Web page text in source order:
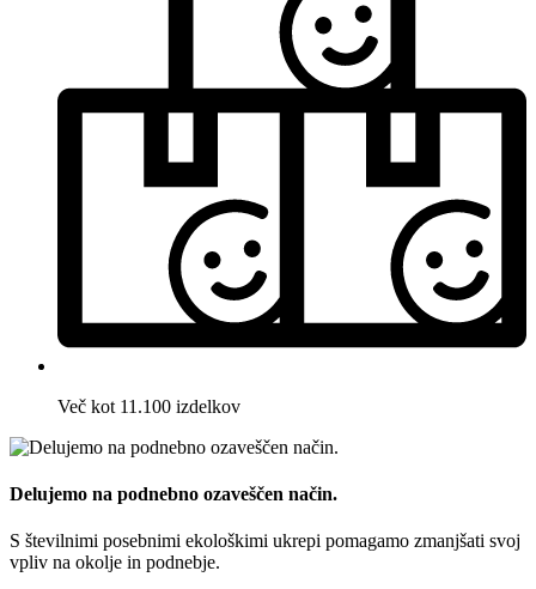
Več kot 11.100 izdelkov
Delujemo na podnebno ozaveščen način.
S številnimi posebnimi ekološkimi ukrepi pomagamo zmanjšati svoj
vpliv na okolje in podnebje.